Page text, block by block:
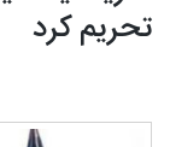
تحریم کرد